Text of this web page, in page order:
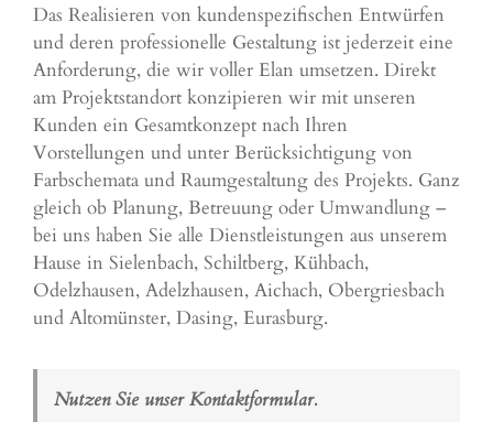
Das Realisieren von kundenspezifischen Entwürfen
und deren professionelle Gestaltung ist jederzeit eine
Anforderung, die wir voller Elan umsetzen. Direkt
am Projektstandort konzipieren wir mit unseren
Kunden ein Gesamtkonzept nach Ihren
Vorstellungen und unter Berücksichtigung von
Farbschemata und Raumgestaltung des Projekts. Ganz
gleich ob Planung, Betreuung oder Umwandlung –
bei uns haben Sie alle Dienstleistungen aus unserem
Hause in Sielenbach, Schiltberg, Kühbach,
Odelzhausen, Adelzhausen, Aichach, Obergriesbach
und Altomünster, Dasing, Eurasburg.
Nutzen Sie unser Kontaktformular.